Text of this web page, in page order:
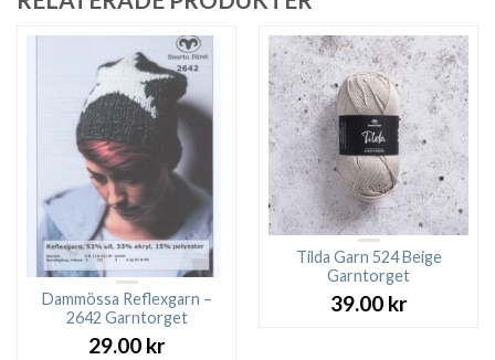
Dammössa Reflexgarn –
2642 Garntorget
29.00 kr
Tilda Garn 524 Beige
Garntorget
39.00 kr